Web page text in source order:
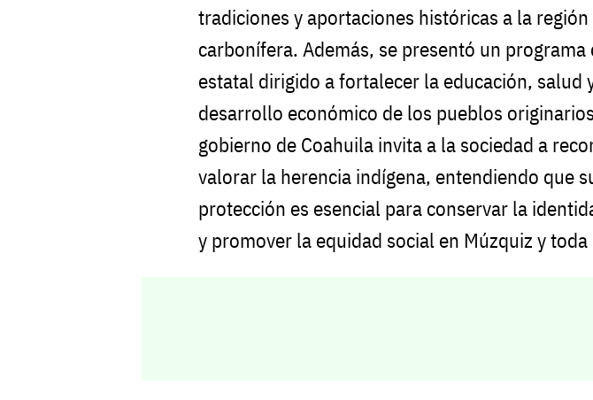
tradiciones y aportaciones históricas a la región
carbonífera. Además, se presentó un programa
estatal dirigido a fortalecer la educación, salud
desarrollo económico de los pueblos
gobierno de Coahuila invita a la sociedad a
valorar la herencia indígena, entendiendo que
protección es esencial para conservar la
y promover la equidad social en Múzquiz y